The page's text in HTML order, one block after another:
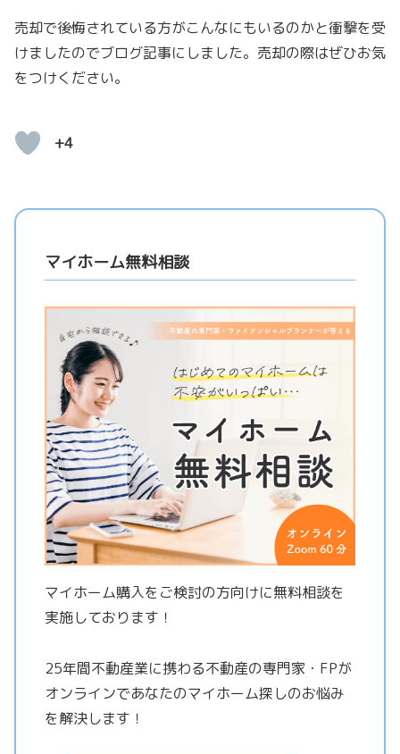
売却で後悔されている方がこんなにもいるのかと衝撃を受
けましたのでブログ記事にしました。売却の際はぜひお気
をつけください。
+4
マイホーム無料相談
マイホーム購入をご検討の方向けに無料相談を
実施しております！
25年間不動産業に携わる不動産の専門家・FPが
オンラインであなたのマイホーム探しのお悩み
を解決します！